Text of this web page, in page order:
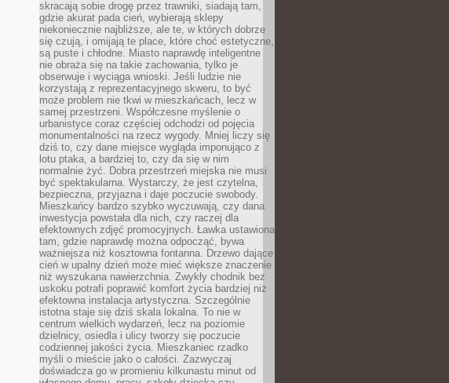
skracają sobie drogę przez trawniki, siadają tam,
gdzie akurat pada cień, wybierają sklepy
niekoniecznie najbliższe, ale te, w których dobrze
się czują, i omijają te place, które choć estetyczne,
są puste i chłodne. Miasto naprawdę inteligentne
nie obraża się na takie zachowania, tylko je
obserwuje i wyciąga wnioski. Jeśli ludzie nie
korzystają z reprezentacyjnego skweru, to być
może problem nie tkwi w mieszkańcach, lecz w
samej przestrzeni. Współczesne myślenie o
urbanistyce coraz częściej odchodzi od pojęcia
monumentalności na rzecz wygody. Mniej liczy się
dziś to, czy dane miejsce wygląda imponująco z
lotu ptaka, a bardziej to, czy da się w nim
normalnie żyć. Dobra przestrzeń miejska nie musi
być spektakularna. Wystarczy, że jest czytelna,
bezpieczna, przyjazna i daje poczucie swobody.
Mieszkańcy bardzo szybko wyczuwają, czy dana
inwestycja powstała dla nich, czy raczej dla
efektownych zdjęć promocyjnych. Ławka ustawiona
tam, gdzie naprawdę można odpocząć, bywa
ważniejsza niż kosztowna fontanna. Drzewo dające
cień w upalny dzień może mieć większe znaczenie
niż wyszukana nawierzchnia. Zwykły chodnik bez
uskoku potrafi poprawić komfort życia bardziej niż
efektowna instalacja artystyczna. Szczególnie
istotna staje się dziś skala lokalna. To nie w
centrum wielkich wydarzeń, lecz na poziomie
dzielnicy, osiedla i ulicy tworzy się poczucie
codziennej jakości życia. Mieszkaniec rzadko
myśli o mieście jako o całości. Zazwyczaj
doświadcza go w promieniu kilkunastu minut od